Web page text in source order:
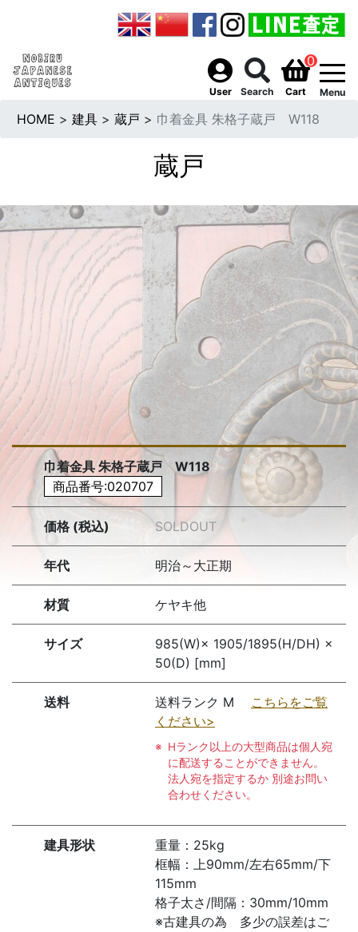
User Search
0
Cart Menu
HOME > 建具 > 蔵戸 > 巾着金具 朱格子蔵戸 W118
蔵戸
巾着金具 朱格子蔵戸 W118
商品番号:020707
価格 (税込) SOLDOUT
年代 明治～大正期
材質 ケヤキ他
サイズ
985(W)× 1905/1895(H/DH) ×
50(D) [mm]
送料 送料ランク M こちらをご覧
ください>
Hランク以上の大型商品は個人宛
に配送することができません。
法人宛を指定するか 別途お問い
合わせください。
建具形状
重量：25kg
框幅：上90mm/左右65mm/下
115mm
格子太さ/間隔：30mm/10mm
※古建具の為 多少の誤差はご